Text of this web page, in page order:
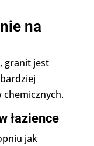
na
granit jest
chemicznych.
łazience
jak